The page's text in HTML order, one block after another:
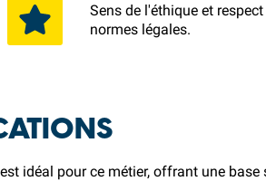
Sens de l'éthique et
normes légales.
idéal pour ce métier, offrant une